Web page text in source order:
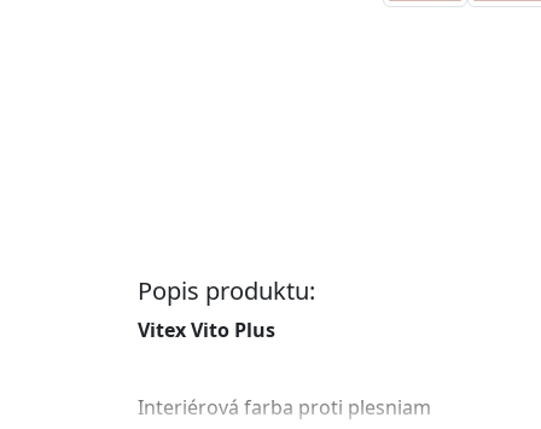
Popis produktu:
Vitex Vito Plus
Interiérová farba proti plesniam